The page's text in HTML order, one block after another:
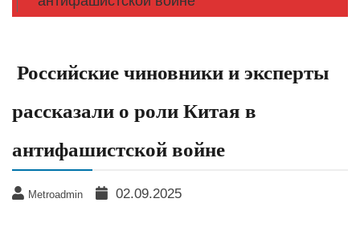
Российские чиновники и эксперты
рассказали о роли Китая в
антифашистской войне
Metroadmin 02.09.2025